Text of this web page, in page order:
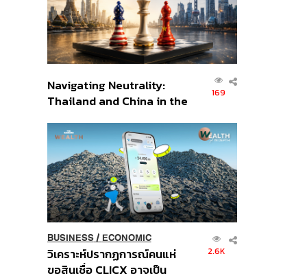
Navigating Neutrality:
Thailand and China in the
Order
169
BUSINESS/ ECONOMIC
วิเคราะห์ปรากฏการณ์คนแห่
ขอสินเชื่อ CLICX อาจเป็น
2.6K